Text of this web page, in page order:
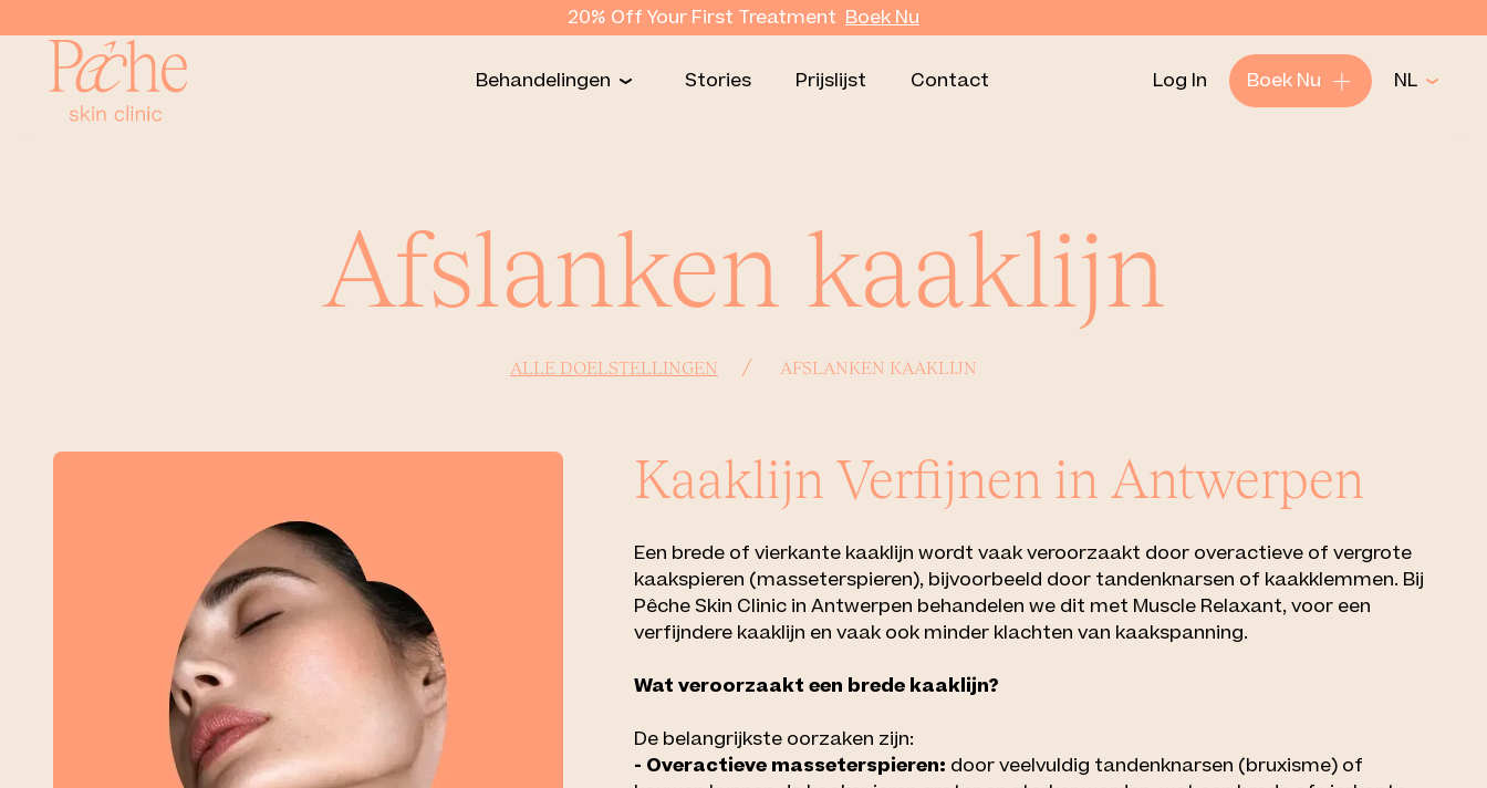
20% Off Your First Treatment BoekNu
Pêche Behandelingen Stories Prijslijst Contact Log In Boek Nu + NL
Afslanken kaaklijn
ALLE DOELSTELLINGEN AFSLANKEN KAAKLIJN
Kaaklijn Verfijnen in Antwerpen
Een brede of vierkante kaaklijn wordt vaak veroorzaakt door overactieve of vergrote
kaakspieren (masseterspieren), bijvoorbeeld door tandenknarsen of kaakklemmen. Bij
Pêche Skin Clinic in Antwerpen behandelen we dit met Muscle Relaxant, voor een
verfijndere kaaklijn en vaak ook minder klachten van kaakspanning.
Wat veroorzaakt een brede kaaklijn?
De belangrijkste oorzaken zijn:
- Overactieve masseterspieren: door veelvuldig tandenknarsen (bruxisme) of